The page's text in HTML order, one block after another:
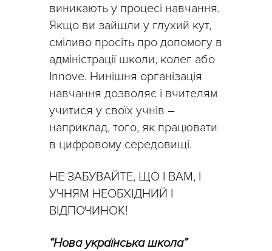
виникають у процесі навчання.
Якщо ви зайшли у глухий кут,
сміливо просіть про допомогу в
адміністрації школи, колег або
Innove. Нинішня організація
навчання дозволяє і вчителям
учитися у своїх учнів –
наприклад, того, як працювати
в цифровому середовищі.
НЕ ЗАБУВАЙТЕ, ЩО І ВАМ, І
УЧНЯМ НЕОБХІДНИЙ І
ВІДПОЧИНОК!
“Нова українська школа”